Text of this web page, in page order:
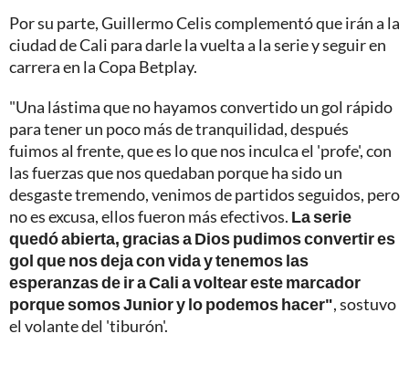
Por su parte, Guillermo Celis complementó que irán a la
ciudad de Cali para darle la vuelta a la serie y seguir en
carrera en la Copa Betplay.
"Una lástima que no hayamos convertido un gol rápido
para tener un poco más de tranquilidad, después
fuimos al frente, que es lo que nos inculca el 'profe', con
las fuerzas que nos quedaban porque ha sido un
desgaste tremendo, venimos de partidos seguidos, pero
no es excusa, ellos fueron más efectivos. La serie
quedó abierta, gracias a Dios pudimos convertir es
gol que nos deja con vida y tenemos las
esperanzas de ir a Cali a voltear este marcador
porque somos Junior y lo podemos hacer", sostuvo
el volante del 'tiburón'.